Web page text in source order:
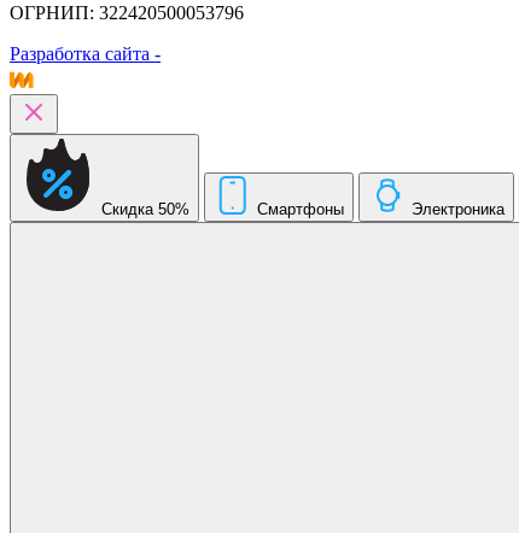
ОГРНИП: 322420500053796
Разработка сайта -
Скидка 50% Смартфоны Электроника